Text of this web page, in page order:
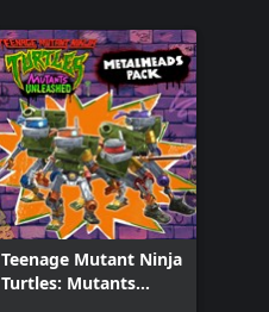
Teenage Mutant Ninja
Turtles: Mutants